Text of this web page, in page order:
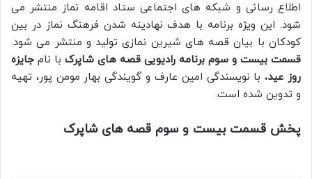
اطلاع رسانی و شبکه های اجتماعی ستاد اقامه نماز منتشر می
شود. این ویژه برنامه با هدف نهادینه شدن فرهنگ نماز در بین
کودکان با بیان قصه های شیرین نمازی تولید و منتشر می شود.
قسمت بیست و سوم برنامه رادیویی قصه های شاپرک با نام جایزه
روز عید، با نویسندگی امین عارف و گویندگی بهار مومن پور، تهیه
و تدوین شده است.
پخش قسمت بیست و سوم قصه های شاپرک